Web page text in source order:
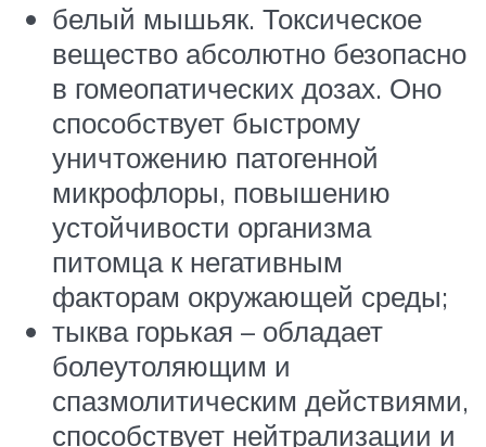
белый мышьяк. Токсическое
вещество абсолютно безопасно
в гомеопатических дозах. Оно
способствует быстрому
уничтожению патогенной
микрофлоры, повышению
устойчивости организма
питомца к негативным
факторам окружающей среды;
тыква горькая – обладает
болеутоляющим и
спазмолитическим действиями,
способствует нейтрализации и